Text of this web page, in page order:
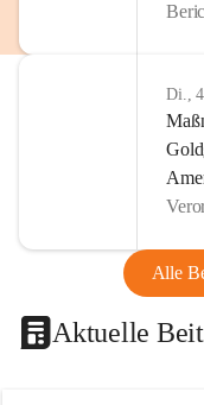
Di.,
Alle
Aktuelle